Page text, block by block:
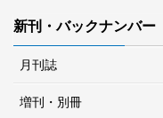
新刊・バックナンバー
月刊誌
増刊・別冊